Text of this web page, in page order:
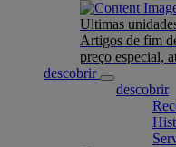
Ultimas
Artigos de fim
preço especial,
descobrir
descobrir